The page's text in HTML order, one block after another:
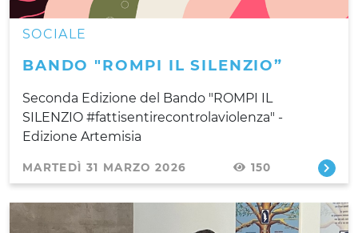
SOCIALE
BANDO "ROMPI IL SILENZIO”
Seconda Edizione del Bando "ROMPI IL
SILENZIO #fattisentirecontrolaviolenza" -
Edizione Artemisia​
MARTEDÌ 31 MARZO 2026 150